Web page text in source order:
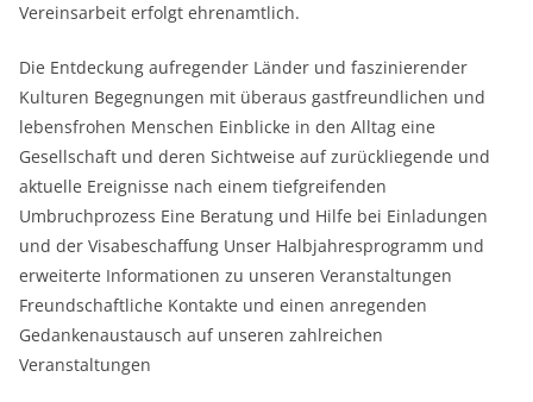
Vereinsarbeit erfolgt ehrenamtlich.
Die Entdeckung aufregender Länder und faszinierender
Kulturen Begegnungen mit überaus gastfreundlichen und
lebensfrohen Menschen Einblicke in den Alltag eine
Gesellschaft und deren Sichtweise auf zurückliegende und
aktuelle Ereignisse nach einem tiefgreifenden
Umbruchprozess Eine Beratung und Hilfe bei Einladungen
und der Visabeschaffung Unser Halbjahresprogramm und
erweiterte Informationen zu unseren Veranstaltungen
Freundschaftliche Kontakte und einen anregenden
Gedankenaustausch auf unseren zahlreichen
Veranstaltungen